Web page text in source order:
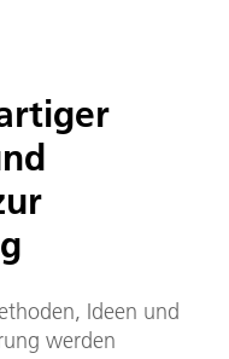
Ideen und
werden